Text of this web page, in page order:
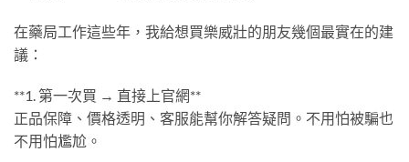
在藥局工作這些年，我給想買樂威壯的朋友幾個最實在的建
議：
**1. 第一次買 → 直接上官網**
正品保障、價格透明、客服能幫你解答疑問。不用怕被騙也
不用怕尷尬。